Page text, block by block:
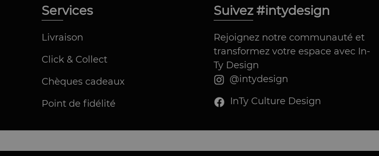
Services
Livraison
Click & Collect
Chèques cadeaux
Point de fidélité
Suivez #intydesign
Rejoignez notre communauté et
transformez votre espace avec In-
Ty Design
@intydesign
InTy Culture Design